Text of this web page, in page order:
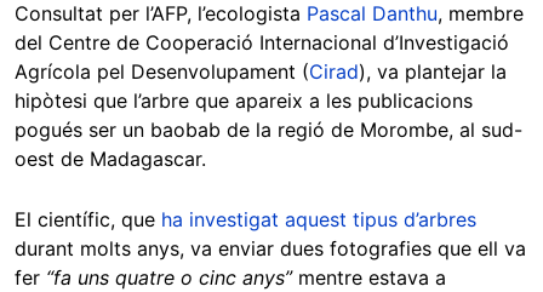
Consultat per l’AFP, l’ecologista Pascal Danthu, membre
del Centre de Cooperació Internacional d’Investigació
Agrícola pel Desenvolupament (Cirad), va plantejar la
hipòtesi que l’arbre que apareix a les publicacions
pogués ser un baobab de la regió de Morombe, al sud-
oest de Madagascar.
El científic, que ha investigat aquest tipus d’arbres
durant molts anys, va enviar dues fotografies que ell va
fer “fa uns quatre o cinc anys”mentre estava a